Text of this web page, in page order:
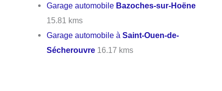
Garage automobile Bazoches-sur-Hoëne
15.81 kms
Garage automobile àSaint-Ouen-de-
Sécherouvre 16.17 kms